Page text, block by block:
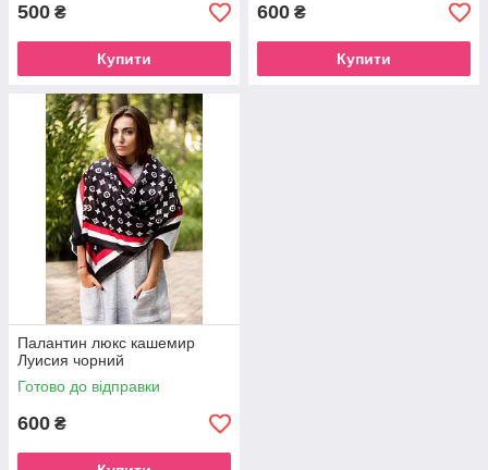
500 ₴
Купити
600 ₴
Купити
Палантин люкс кашемир
Луисия чорний
Готово до відправки
600 ₴